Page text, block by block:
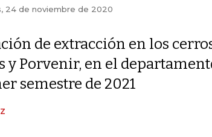
24 de noviembre de 2020
de extracción en los
y Porvenir, en el
semestre de 2021